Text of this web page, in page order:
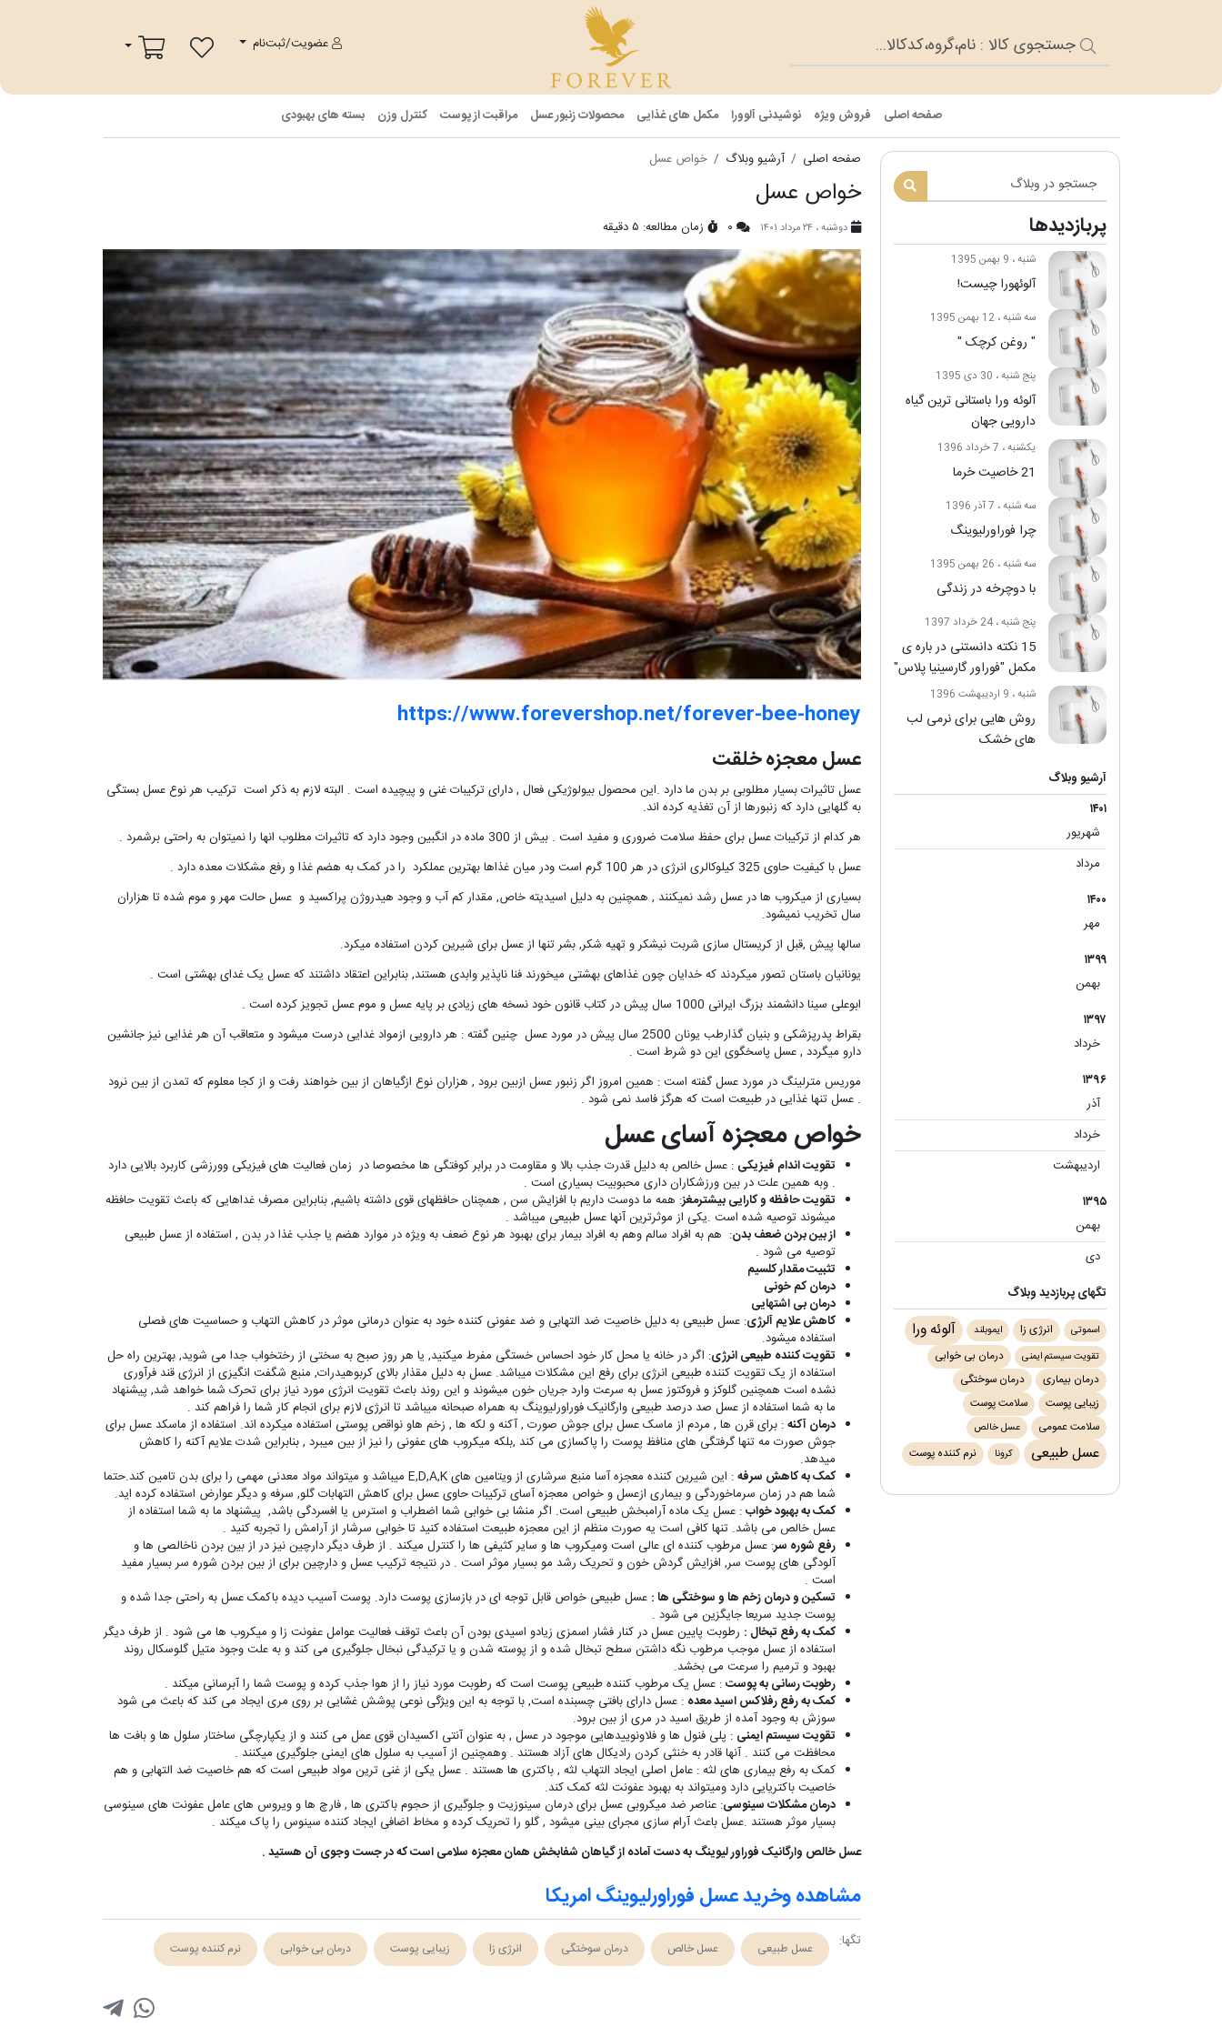
عضویت/ثبت‌نام
سبد خرید
صفحه اصلی فروش ویژه نوشیدنی آلوورا مکمل های غذایی محصولات زنبور عسل مراقبت از پوست کنترل وزن بسته های بهبودی
پربازدیدها
شنبه ، 9 بهمن 1395
آلوئه‎ورا چیست!
سه شنبه ، 12 بهمن 1395
" روغن کرچک "
پنج شنبه ، 30 دی 1395
آلوئه ورا باستانی ترین گیاه
دارویی جهان
یکشنبه ، 7 خرداد 1396
21 خاصیت خرما
سه شنبه ، 7 آذر 1396
چرا فوراورلیوینگ
سه شنبه ، 26 بهمن 1395
با دوچرخه در زندگی
پنج شنبه ، 24 خرداد 1397
15 نکته دانستنی در باره ی
مکمل "فوراور گارسینیا پلاس"
شنبه ، 9 اردیبهشت 1396
روش هایی برای نرمی لب
های خشک
آرشیو وبلاگ
۱۴۰۱
شهریور
مرداد
۱۴۰۰
مهر
۱۳۹۹
بهمن
۱۳۹۷
خرداد
۱۳۹۶
آذر
خرداد
اردیبهشت
۱۳۹۵
بهمن
دی
تگ‎های پربازدید وبلاگ
اسموتی انرژی زا ایموبلند آلوئه ورا
تقویت سیستم ایمنی
درمان بی خوابی
درمان بیماری
درمان سوختگی
زیبایی پوست
سلامت پوست
سلامت عمومی
عسل خالص
عسل طبیعی کرونا نرم کننده پوست
صفحه اصلی آرشیو وبلاگ خواص عسل
خواص عسل
دوشنبه ، ۲۴ مرداد ۱۴۰۱ زمان مطالعه: ۵ دقیقه
https://www.forevershop.net/forever-bee-honey
عسل معجزه خلقت
عسل تاثیرات بسیار مطلوبی بر بدن ما دارد .این محصول بیولوژیکی فعال , دارای ترکیبات غنی و پیچیده است . البته لازم به ذکر است ترکیب هر نوع عسل بستگی
به گلهایی دارد که زنبورها از آن تغذیه کرده اند.
هر کدام از ترکیبات عسل برای حفظ سلامت ضروری و مفید است . بیش از 300 ماده در انگبین وجود دارد که تاثیرات مطلوب انها را نمیتوان به راحتی برشمرد .
عسل با کیفیت حاوی 325 کیلوکالری انرژی در هر 100 گرم است ودر میان غذاها بهترین عملکرد را در کمک به هضم غذا و رفع مشکلات معده دارد .
بسیاری از میکروب ها در عسل رشد نمیکنند , همچنین به دلیل اسیدیته خاص, مقدار کم آب و وجود هیدروژن پراکسید و عسل حالت مهر و موم شده تا هزاران
سال تخریب نمیشود.
سالها پیش ,قبل از کریستال سازی شربت نیشکر و تهیه شکر, بشر تنها از عسل برای شیرین کردن استفاده میکرد.
یونانیان باستان تصور میکردند که خدایان چون غذاهای بهشتی میخورند فنا ناپذیر وابدی هستند, بنابراین اعتقاد داشتند که عسل یک غدای بهشتی است .
ابوعلی سینا دانشمند بزرگ ایرانی 1000 سال پیش در کتاب قانون خود نسخه های زیادی بر پایه عسل و موم عسل تجویز کرده است .
بقراط پدرپزشکی و بنیان گذارطب یونان 2500 سال پیش در مورد عسل چنین گفته : هر دارویی ازمواد غدایی درست میشود و متعاقب آن هر غذایی نیز جانشین
دارو میگردد , عسل پاسخگوی این دو شرط است .
موریس مترلینگ در مورد عسل گفته است : همین امروز اگر زنبور عسل ازبین برود , هزاران نوع ازگیاهان از بین خواهند رفت و از کجا معلوم که تمدن از بین نرود
. عسل تنها غذایی در طبیعت است که هرگز فاسد نمی شود .
خواص معجزه آسای عسل
تقویت اندام فیزیکی : عسل خالص به دلیل قدرت جذب بالا و مقاومت در برابر کوفتگی ها مخصوصا در زمان فعالیت های فیزیکی وورزشی کاربرد بالایی دارد
. وبه همین علت در بین ورزشکاران داری محبوبیت بسیاری است .
تقویت حافظه و کارایی بیشترمغز: همه ما دوست داریم با افزایش سن , همچنان حافظهای قوی داشته باشیم, بنابراین مصرف غداهایی که باعث تقویت حافظه
میشوند توصیه شده است .یکی از موثرترین آنها عسل طبیعی میباشد .
از بین بردن ضعف بدن: هم به افراد سالم وهم به افراد بیمار برای بهبود هر نوع ضعف به ویژه در موارد هضم یا جذب غذا در بدن , استفاده از عسل طبیعی
توصیه می شود .
تثبیت مقدار کلسیم
درمان کم خونی
درمان بی اشتهایی
کاهش علایم آلرژی: عسل طبیعی به دلیل خاصیت ضد التهابی و ضد عفونی کننده خود به عنوان درمانی موثر در کاهش التهاب و حساسیت های فصلی
استفاده میشود.
تقویت کننده طبیعی انرژی: اگر در خانه یا محل کار خود احساس خستگی مفرط میکنید, یا هر روز صبح به سختی از رختخواب جدا می شوید, بهترین راه حل
استفاده از یک تقویت کننده طبیعی انرژی برای رفع این مشکلات میباشد. عسل به دلیل مقذار بالای کربوهیدرات, منبع شگفت انگیزی از انرژی قند فرآوری
نشده است همچنین گلوکز و فروکتوز عسل به سرعت وارد جریان خون میشوند و این روند باعث تقویت انرژی مورد نیاز برای تحرک شما خواهد شد, پیشنهاد
ما به شما استفاده از عسل صد درصد طبیعی وارگانیک فوراورلیوینگ به همراه صبحانه میباشد تا انرژی لازم برای انجام کار شما را فراهم کند .
درمان آکنه: برای قرن ها , مردم از ماسک عسل برای جوش صورت , آکنه و لکه ها , زخم هاو نواقص پوستی استفاده میکرده اند. استفاده از ماسکد عسل برای
جوش صورت مه تنها گرفتگی های منافظ پوست را پاکسازی می کند ,بلکه میکروب های عفونی را نیز از بین میبرد , بنابراین شدت علایم آکنه را کاهش
میدهد.
کمک به کاهش سرفه
: این شیرین کننده معجزه آسا منبع سرشاری از ویتامین های E,D,A,K میباشد و میتواند مواد معدنی مهمی را برای بدن تامین کند.حتما
شما هم در زمان سرماخوردگی و بیماری ازعسل و خواص معجزه آسای ترکیبات حاوی عسل برای کاهش التهابات گلو, سرفه و دیگر عوارض استفاده کرده اید.
کمک به بهبود خواب: عسل یک ماده آرامبخش طبیعی است. اگر منشا بی خوابی شما اضطراب و استرس یا افسردگی باشد, پیشنهاد ما به شما استفاده از
عسل خالص می باشد. تنها کافی است یه صورت منظم از این معجزه طبیعت استفاده کنید تا خوابی سرشار از آرامش را تجربه کنید .
رفع شوره سر: عسل مرطوب کننده ای عالی است ومیکروب ها و سایر کثیفی ها را کنترل میکند . از طرف دیگر دارچین نیز در از بین بردن ناخالصی ها و
آلودگی های پوست سر, افزایش گردش خون و تحریک رشد مو بسیار موثر است . در نتیجه ترکیب عسل و دارچین برای از بین بردن شوره سر بسیار مفید
است .
تسکین و درمان زخم ها و سوختگی ها : عسل طبیعی خواص قابل توجه ای در بازسازی پوست دارد. پوست آسیب دیده باکمک عسل به راحتی جدا شده و
پوست جدید سریعا جایگزین می شود .
کمک به رفع تبخال : رطوبت پایین عسل در کنار فشار اسمزی زیادو اسیدی بودن آن باعث توقف فعالیت عوامل عفونت زا و میکروب ها می شود . از طرف دیگر
استفاده از عسل موجب مرطوب نگه داشتن سطح تبخال شده و از پوسته شدن و یا ترکیدگی نبخال جلوگیری می کند و به علت وجود متیل گلوسکال روند
بهبود و ترمیم را سرعت می بخشد.
رطوبت رسانی به پوست: عسل یک مرطوب کننده طبیعی پوست است که رطوبت مورد نیاز را از هوا جذب کرده و پوست شما را آبرسانی میکند .
کمک به رفع رفلاکس اسید معده : عسل دارای بافتی چسبنده است, با توجه به این ویژگی نوعی پوشش غشایی بر روی مری ایجاد می کند که باعث می شود
سوزش به وجود آمده از طریق اسید در مری از بین برود.
تقویت سیستم ایمنی : پلی فنول ها و فلاونوییدهایی موجود در عسل , به عنوان آنتی اکسیدان قوی عمل می کنند و از یکپارچگی ساختار سلول ها و بافت ها
محافظت می کنند . آنها قادر به خنثی کردن رادیکال های آزاد هستند . وهمچنین از آسیب به سلول های ایمنی جلوگیری میکنند .
کمک به رفع بیماری های لثه : عامل اصلی ایجاد التهاب لثه , باکتری ها هستند . عسل یکی از غنی ترین مواد طبیعی است که هم خاصیت ضد التهابی و هم
خاصیت باکتریایی دارد ومیتواند به بهبود عفونت لثه کمک کند.
درمان مشکلات سینوسی: عناصر ضد میکروبی عسل برای درمان سینوزیت و جلوگیری از حجوم باکتری ها , فارچ ها و ویروس های عامل عفونت های سینوسی
بسیار موثر هستند .عسل باعث آرام سازی مجرای بینی میشود , گلو را تحریک کرده و مخاط اضافی ایجاد کننده سینوس را پاک میکند .
عسل خالص وارگانیک فوراور لیوینگ به دست آماده از گیاهان شفابخش همان معجزه سلامی است که در جست وجوی آن هستید .
مشاهده وخرید عسل فوراورلیوینگ امریکا
تگ‎ها: عسل طبیعی عسل خالص درمان سوختگی انرژی زا زیبایی پوست درمان بی خوابی نرم کننده پوست